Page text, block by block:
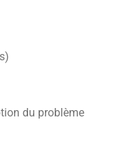
du problème